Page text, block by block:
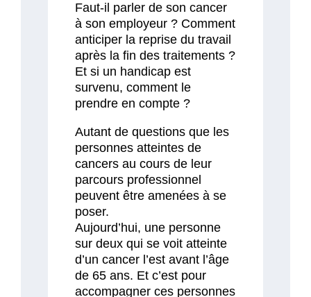
Faut-il parler de son cancer
à son employeur ? Comment
anticiper la reprise du travail
après la fin des traitements ?
Et si un handicap est
survenu, comment le
prendre en compte ?
Autant de questions que les
personnes atteintes de
cancers au cours de leur
parcours professionnel
peuvent être amenées à se
poser.
Aujourd’hui, une personne
sur deux qui se voit atteinte
d’un cancer l’est avant l’âge
de 65 ans. Et c’est pour
accompagner ces personnes